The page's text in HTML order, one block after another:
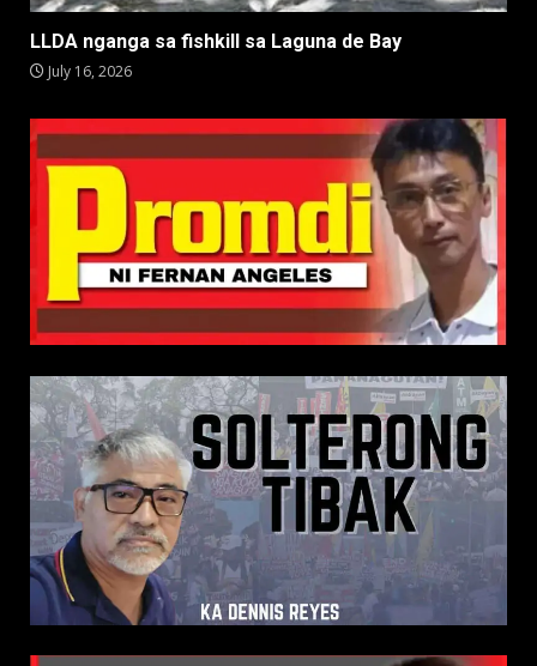
LLDA nganga sa fishkill sa Laguna de Bay
July 16, 2026